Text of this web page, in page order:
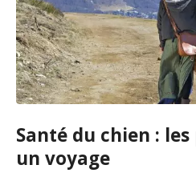
Santé du chien :
un voyage